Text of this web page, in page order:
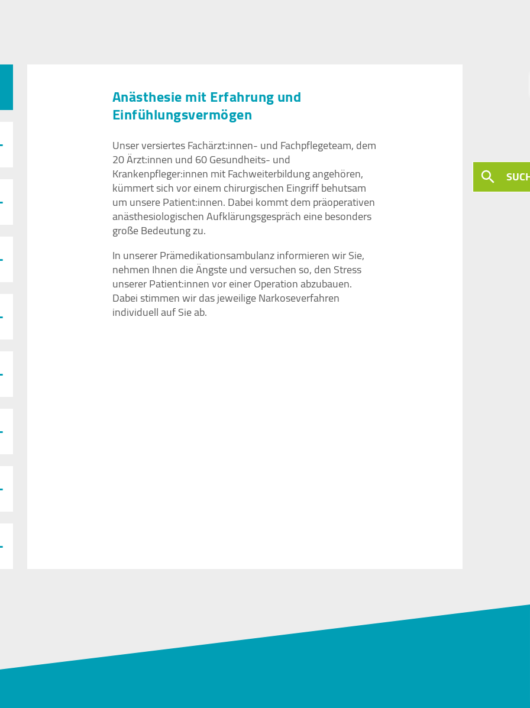
Anästhesie mit Erfahrung und
Einfühlungsvermögen
Unser versiertes Fachärzt:innen- und Fachpflegeteam, dem
20 Ärzt:innen und 60 Gesundheits- und
Krankenpfleger:innen mit Fachweiterbildung angehören,
kümmert sich vor einem chirurgischen Eingriff behutsam
um unsere Patient:innen. Dabei kommt dem präoperativen
anästhesiologischen Aufklärungsgespräch eine besonders
große Bedeutung zu.
In unserer Prämedikationsambulanz informieren wir Sie,
nehmen Ihnen die Ängste und versuchen so, den Stress
unserer Patient:innen vor einer Operation abzubauen.
Dabei stimmen wir das jeweilige Narkoseverfahren
individuell auf Sie ab.